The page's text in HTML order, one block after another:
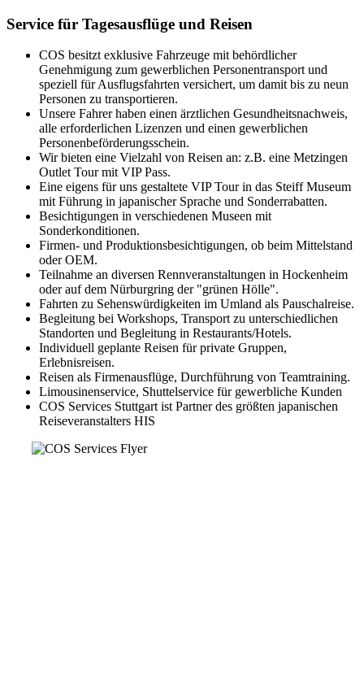
Service für Tagesausflüge und Reisen
COS besitzt exklusive Fahrzeuge mit behördlicher
Genehmigung zum gewerblichen Personentransport und
speziell für Ausflugsfahrten versichert, um damit bis zu neun
Personen zu transportieren.
Unsere Fahrer haben einen ärztlichen Gesundheitsnachweis,
alle erforderlichen Lizenzen und einen gewerblichen
Personenbeförderungsschein.
Wir bieten eine Vielzahl von Reisen an: z.B. eine Metzingen
Outlet Tour mit VIP Pass.
Eine eigens für uns gestaltete VIP Tour in das Steiff Museum
mit Führung in japanischer Sprache und Sonderrabatten.
Besichtigungen in verschiedenen Museen mit
Sonderkonditionen.
Firmen- und Produktionsbesichtigungen, ob beim Mittelstand
oder OEM.
Teilnahme an diversen Rennveranstaltungen in Hockenheim
oder auf dem Nürburgring der "grünen Hölle".
Fahrten zu Sehenswürdigkeiten im Umland als Pauschalreise.
Begleitung bei Workshops, Transport zu unterschiedlichen
Standorten und Begleitung in Restaurants/Hotels.
Individuell geplante Reisen für private Gruppen,
Erlebnisreisen.
Reisen als Firmenausflüge, Durchführung von Teamtraining.
Limousinenservice, Shuttelservice für gewerbliche Kunden
COS Services Stuttgart ist Partner des größten japanischen
Reiseveranstalters HIS